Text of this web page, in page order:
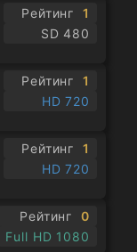
Рейтинг
1
SD 480
Рейтинг
1
HD 720
Рейтинг
1
HD 720
Рейтинг
0
Full HD 1080